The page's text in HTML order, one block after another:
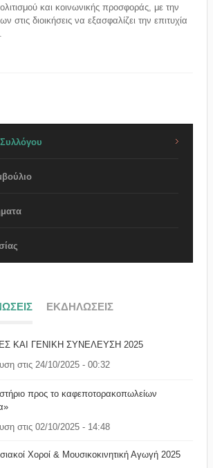
και κοινωνικής προσφοράς, με την
διοικήσεις να εξασφαλίζει την επιτυχία
ΕΚΔΗΛΩΣΕΙΣ
ΚΑΙ ΓΕΝΙΚΗ ΣΥΝΕΛΕΥΣΗ 2025
στις 24/10/2025 - 00:32
προς το καφεποτορακοπωλείων
στις 02/10/2025 - 14:48
Χοροί & Μουσικοκινητική Αγωγή 2025